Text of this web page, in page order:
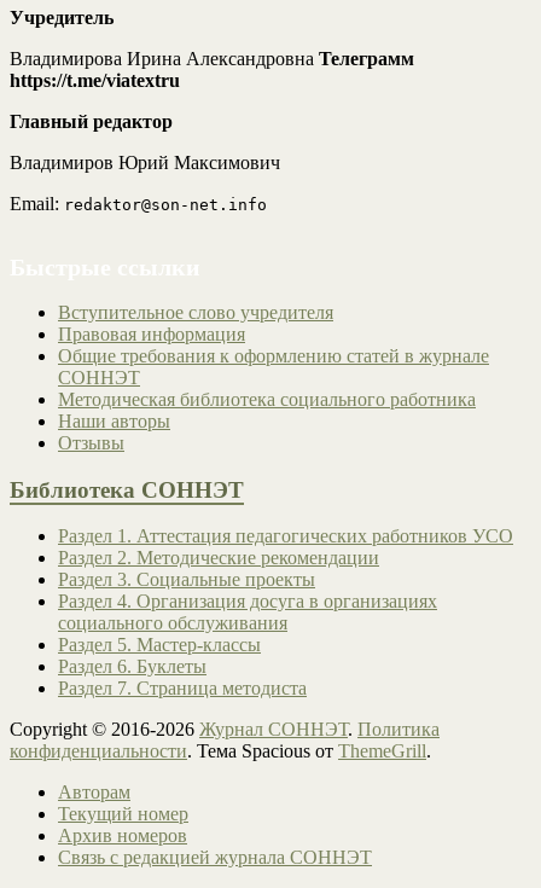
Учредитель
Владимирова Ирина Александровна Телеграмм
https://t.me/viatextru
Главный редактор
Владимиров Юрий Максимович
Email: redaktor@son-net.info
Вступительное слово учредителя
Правовая информация
Общие требования к оформлению статей в журнале
СОННЭТ
Методическая библиотека социального работника
Наши авторы
Отзывы
Библиотека СОННЭТ
Раздел 1. Аттестация педагогических работников УСО
Раздел 2. Методические рекомендации
Раздел 3. Социальные проекты
Раздел 4. Организация досуга в организациях
социального обслуживания
Раздел 5. Мастер-классы
Раздел 6. Буклеты
Раздел 7. Страница методиста
Copyright © 2016-2026 Журнал СОННЭТ. Политика
конфиденциальности. Тема Spacious от ThemeGrill.
Авторам
Текущий номер
Архив номеров
Связь с редакцией журнала СОННЭТ